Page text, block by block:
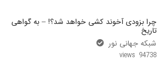
چرا بزودی آخوند کشی خواهد شد؟! – به گواهی
تاریخ
شبکه جهانی نور
94738 views